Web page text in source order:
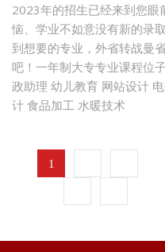
2023年的招生已经来到您眼
恼、学业不如意没有新的录
到想要的专业，外省转战曼
吧！一年制大专专业课程位
政助理 幼儿教育 网站设计
计 食品加工 水暖技术
1